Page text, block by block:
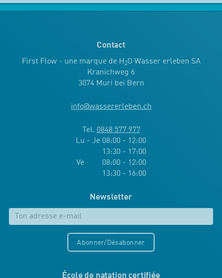
Contact
First Flow - une marque de H2O Wasser erleben SA
Kranichweg 6
3074 Muri bei Bern
info@wassererleben.ch
Tel. 0848 577 977
Lu - Je 08:00 - 12:00
13:30 - 17:00
Ve 08:00 - 12:00
13:30 - 16:00
Newsletter
Abonner/Désabonner
École de natation certifiée